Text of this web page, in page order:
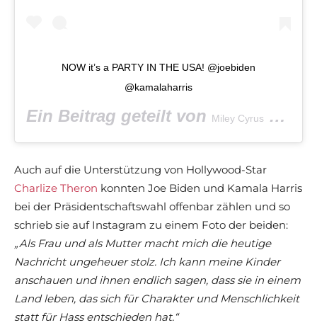
NOW it’s a PARTY IN THE USA! @joebiden
@kamalaharris
Ein Beitrag geteilt von Miley Cyrus
Auch auf die Unterstützung von Hollywood-Star
Charlize Theron konnten Joe Biden und Kamala Harris
bei der Präsidentschaftswahl offenbar zählen und so
schrieb sie auf Instagram zu einem Foto der beiden:
„Als Frau und als Mutter macht mich die heutige
Nachricht ungeheuer stolz. Ich kann meine Kinder
anschauen und ihnen endlich sagen, dass sie in einem
Land leben, das sich für Charakter und Menschlichkeit
statt für Hass entschieden hat.“